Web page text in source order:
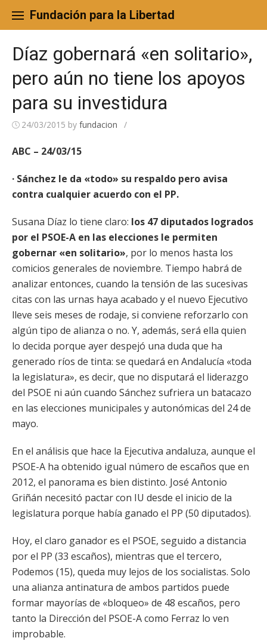
content
Fundación para la Libertad
Díaz gobernará «en solitario»,
pero aún no tiene los apoyos
para su investidura
24/03/2015 by fundacion /
ABC – 24/03/15
· Sánchez le da «todo» su respaldo pero avisa
contra cualquier acuerdo con el PP.
Susana Díaz lo tiene claro: los 47 diputados logrados
por el PSOE-A en las elecciones le permiten
gobernar «en solitario», por lo menos hasta los
comicios generales de noviembre. Tiempo habrá de
analizar entonces, cuando la tensión de las sucesivas
citas con las urnas haya acabado y el nuevo Ejecutivo
lleve seis meses de rodaje, si conviene reforzarlo con
algún tipo de alianza o no. Y, además, será ella quien
lo decida porque ayer despejó una duda que ha
generado ríos de tinta: se quedará en Andalucía «toda
la legislatura», es decir, que no disputará el liderazgo
del PSOE ni aún cuando Sánchez sufriera un batacazo
en las elecciones municipales y autonómicas del 24 de
mayo.
En el análisis que hace la Ejecutiva andaluza, aunque el
PSOE-A ha obtenido igual número de escaños que en
2012, el panorama es bien distinto. José Antonio
Griñán necesitó pactar con IU desde el inicio de la
legislatura porque había ganado el PP (50 diputados).
Hoy, el claro ganador es el PSOE, seguido a distancia
por el PP (33 escaños), mientras que el tercero,
Podemos (15), queda muy lejos de los socialistas. Solo
una alianza antinatura de ambos partidos puede
formar mayorías de «bloqueo» de 48 escaños, pero
tanto la Dirección del PSOE-A como Ferraz lo ven
improbable.